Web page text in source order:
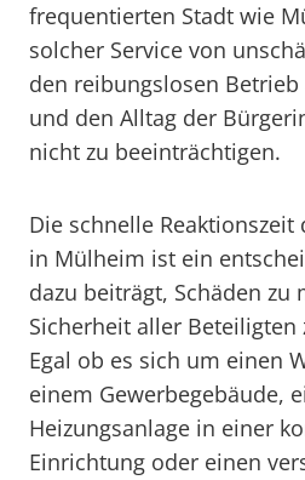
frequentierten Stadt wie
solcher Service von
den reibungslosen
und den Alltag der
nicht zu beeinträchtigen.
Die schnelle
in Mülheim ist ein
dazu beiträgt, Schäden
Sicherheit aller Beteiligten
Egal ob es sich um einen
einem Gewerbegebäude,
Heizungsanlage in einer
Einrichtung oder einen